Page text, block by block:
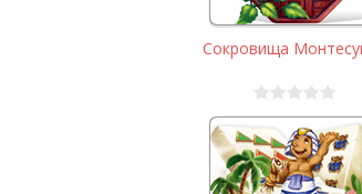
Сокровища